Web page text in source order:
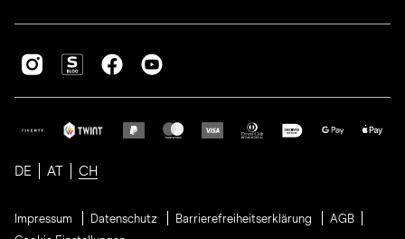
DE AT CH
Impressum Datenschutz Barrierefreiheitserklärung
AGB